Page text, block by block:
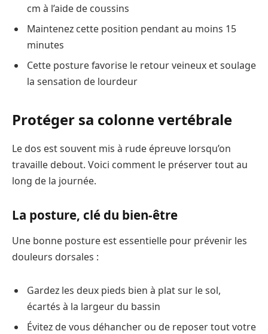
cm à l’aide de coussins
Maintenez cette position pendant au moins 15
minutes
Cette posture favorise le retour veineux et soulage
la sensation de lourdeur
Protéger sa colonne vertébrale
Le dos est souvent mis à rude épreuve lorsqu’on
travaille debout. Voici comment le préserver tout au
long de la journée.
La posture, clé du bien-être
Une bonne posture est essentielle pour prévenir les
douleurs dorsales :
Gardez les deux pieds bien à plat sur le sol,
écartés à la largeur du bassin
Évitez de vous déhancher ou de reposer tout votre